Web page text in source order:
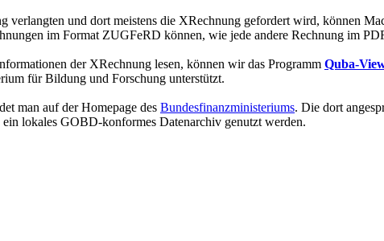
verlangten und dort meistens die XRechnung gefordert wird, können
im Format ZUGFeRD können, wie jede andere Rechnung im
der XRechnung lesen, können wir das Programm Quba-
für Bildung und Forschung unterstützt.
man auf der Homepage des Bundesfinanzministeriums. Die dort
lokales GOBD-konformes Datenarchiv genutzt werden.